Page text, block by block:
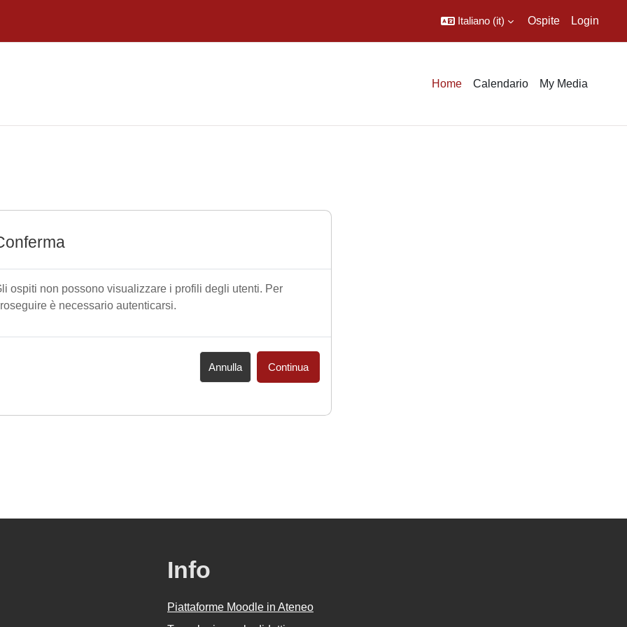
Italiano ‎(it)‎ Ospite Login
Home Calendario My Media
ospiti non possono visualizzare i profili degli utenti. Per
è necessario autenticarsi.
Annulla Continua
Info
Piattaforme Moodle in Ateneo